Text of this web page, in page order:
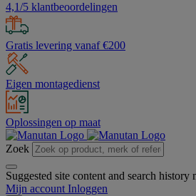
4,1/5 klantbeoordelingen
Gratis levering vanaf €200
Eigen montagedienst
Oplossingen op maat
Zoek
Suggested site content and search history
Mijn account Inloggen